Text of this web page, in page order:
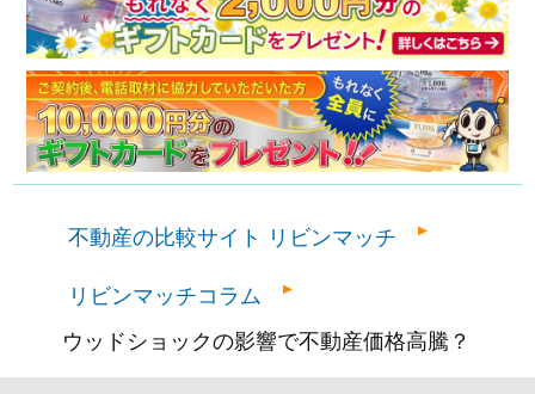
不動産の比較サイト リビンマッチ
リビンマッチコラム
ウッドショックの影響で不動産価格高騰？